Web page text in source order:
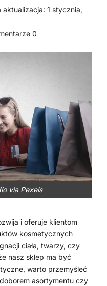
1 stycznia,
0
via Pexels
i oferuje klientom
kosmetycznych
ciała, twarzy, czy
nasz sklep ma być
warto przemyśleć
asortymentu czy